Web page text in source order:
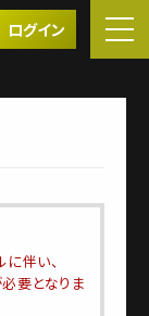
ログイン
伴い、
要となりま